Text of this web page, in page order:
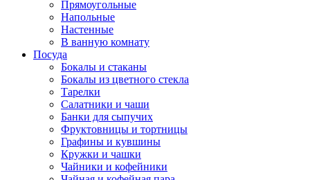
Прямоугольные
Напольные
Настенные
В ванную комнату
Посуда
Бокалы и стаканы
Бокалы из цветного стекла
Тарелки
Салатники и чаши
Банки для сыпучих
Фруктовницы и тортницы
Графины и кувшины
Кружки и чашки
Чайники и кофейники